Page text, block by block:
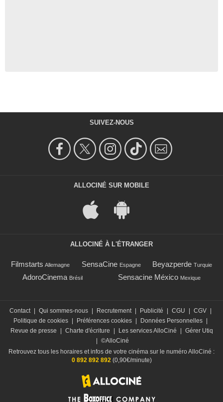
SUIVEZ-NOUS
ALLOCINÉ SUR MOBILE
ALLOCINÉ À L'ÉTRANGER
Filmstarts Allemagne SensaCine Espagne Beyazperde Turquie
AdoroCinema Brésil Sensacine México Mexique
Contact Qui sommes-nous Recrutement Publicité CGU CGV
Politique de cookies
Préférences cookies Données Personnelles
Revue de presse
Charte d'écriture Les services AlloCiné
Gérer Utiq
©AlloCiné
Retrouvez tous les horaires et infos de votre cinéma sur le numéro AlloCiné :
0 892 892 892(0,90€/minute)